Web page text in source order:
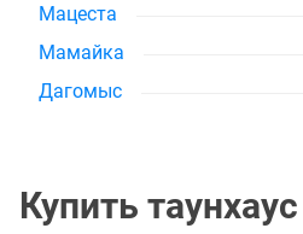
Мацеста
Мамайка
Дагомыс
Купить